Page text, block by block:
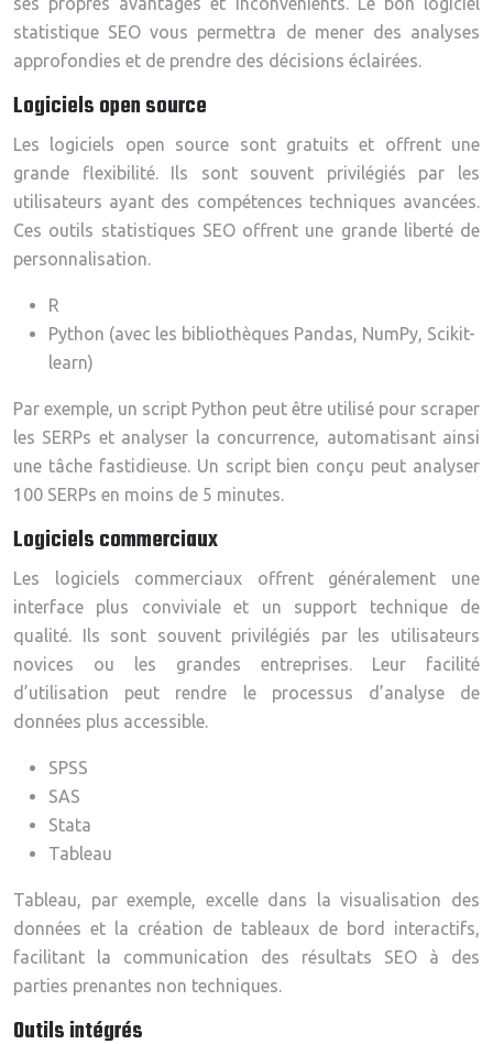
statistique SEO vous permettra de mener des analyses
approfondies et de prendre des décisions éclairées.
Logiciels open source
Les logiciels open source sont gratuits et offrent une
grande flexibilité. Ils sont souvent privilégiés par les
utilisateurs ayant des compétences techniques avancées.
Ces outils statistiques SEO offrent une grande liberté de
personnalisation.
R
Python (avec les bibliothèques Pandas, NumPy, Scikit-
learn)
Par exemple, un script Python peut être utilisé pour scraper
les SERPs et analyser la concurrence, automatisant ainsi
une tâche fastidieuse. Un script bien conçu peut analyser
100 SERPs en moins de 5 minutes.
Logiciels commerciaux
Les logiciels commerciaux offrent généralement une
interface plus conviviale et un support technique de
qualité. Ils sont souvent privilégiés par les utilisateurs
novices ou les grandes entreprises. Leur facilité
d’utilisation peut rendre le processus d’analyse de
données plus accessible.
SPSS
SAS
Stata
Tableau
Tableau, par exemple, excelle dans la visualisation des
données et la création de tableaux de bord interactifs,
facilitant la communication des résultats SEO à des
parties prenantes non techniques.
Outils intégrés